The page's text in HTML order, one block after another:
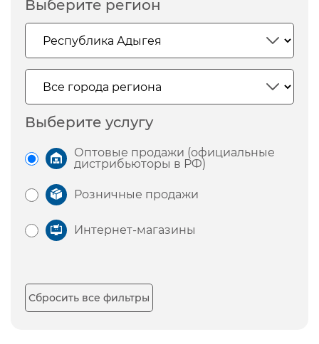
Выберите регион
Выберите услугу
Оптовые продажи (официальные
дистрибьюторы в РФ)
Розничные продажи
Интернет-магазины
Сбросить все фильтры